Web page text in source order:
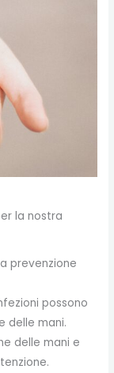
la nostra
prevenzione
possono
delle mani.
delle mani e